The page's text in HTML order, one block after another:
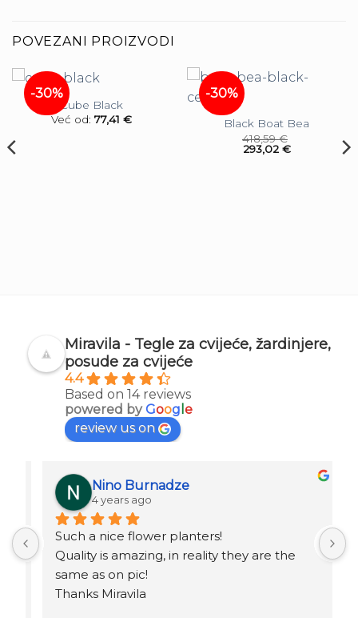
POVEZANI PROIZVODI
-30%
Cube Black
Već od: 77,41 €
-30%
Black Boat Bea
418,59€
293,02 €
Miravila - Tegle za cvijeće, žardinjere,
posude za cvijeće
4.4
Based on 14 reviews
powered byGoog e
review us on
Nino Burnadze
4 years ago
Such a nice flower planters!
Quality is amazing, in reality they are the
same as on pic!
Thanks Miravila